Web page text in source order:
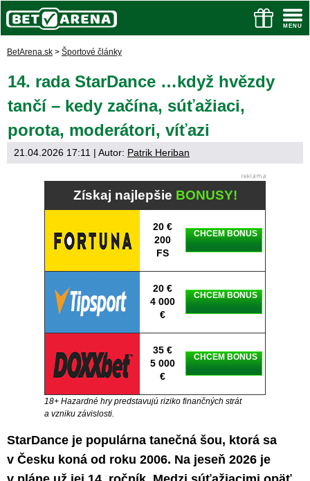
BetArena.sk > Športové články
14. rada StarDance …když hvězdy
tančí – kedy začína, súťažiaci,
porota, moderátori, víťazi
21.04.2026 17:11 | Autor: Patrik Heriban
Získaj najlepšie BONUSY!
20 €
200
FS
CHCEM BONUS
20 €
4 000
€
CHCEM BONUS
35 €
5 000
€
CHCEM BONUS
18+ Hazardné hry predstavujú riziko finančných strát
a vzniku závislosti.
StarDance je populárna tanečná šou, ktorá sa
v Česku koná od roku 2006. Na jeseň 2026 je